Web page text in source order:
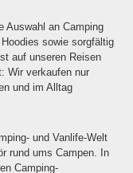
Auswahl an Camping
sowie sorgfältig
auf unseren Reisen
Wir verkaufen nur
und im Alltag
und Vanlife-Welt
rund ums Campen. In
Camping-